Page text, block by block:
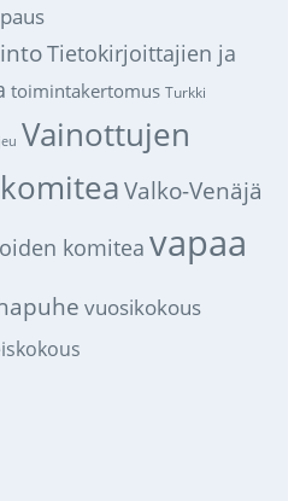
Tietokirjoittajien ja
toimintakertomus Turkki
Vainottujen
Valko-Venäjä
komitea vapaa
vuosikokous